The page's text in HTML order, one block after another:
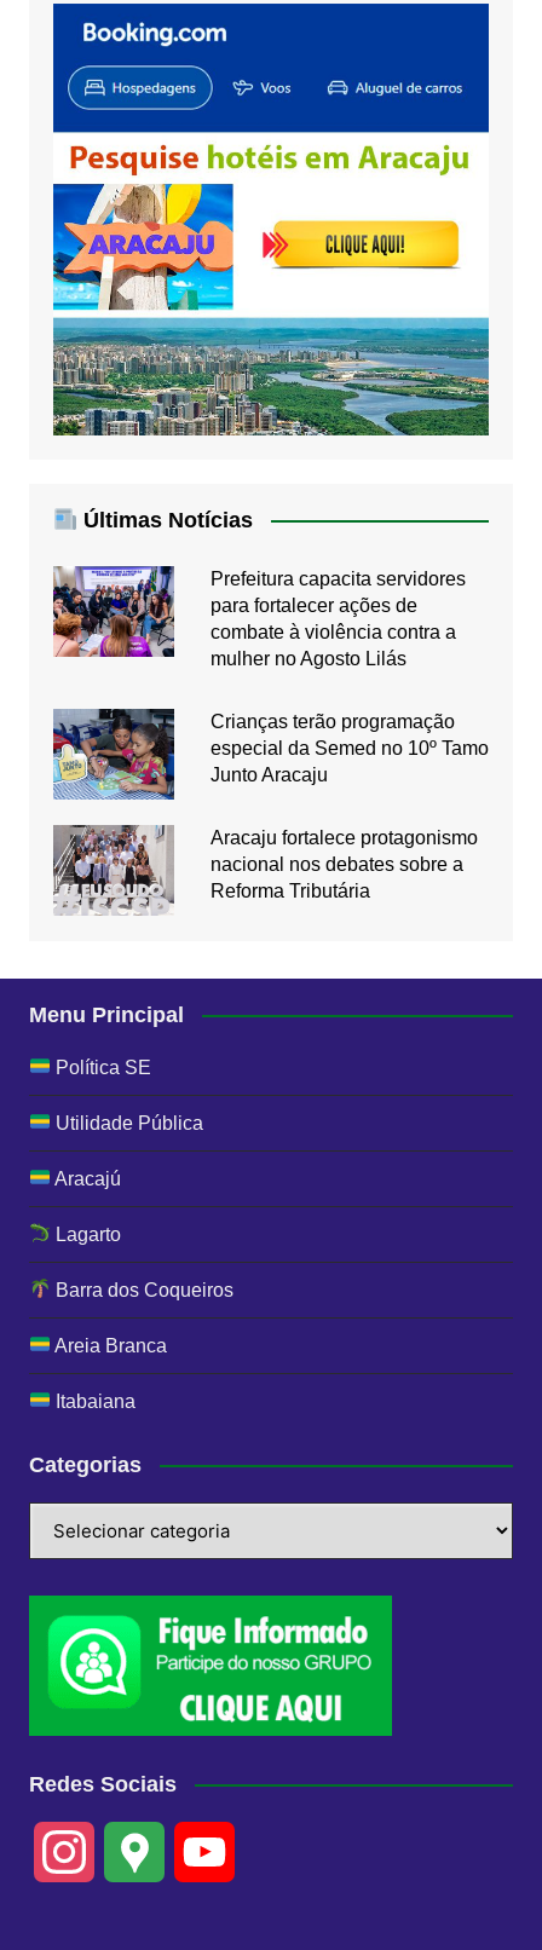
Últimas Notícias
Prefeitura capacita servidores
para fortalecer ações de
combate à violência contra a
mulher no Agosto Lilás
Crianças terão programação
especial da Semed no 10º Tamo
Junto Aracaju
Aracaju fortalece protagonismo
nacional nos debates sobre a
Reforma Tributária
Menu Principal
Política SE
Utilidade Pública
Aracajú
Lagarto
Barra dos Coqueiros
Areia Branca
Itabaiana
Categorias
Redes Sociais